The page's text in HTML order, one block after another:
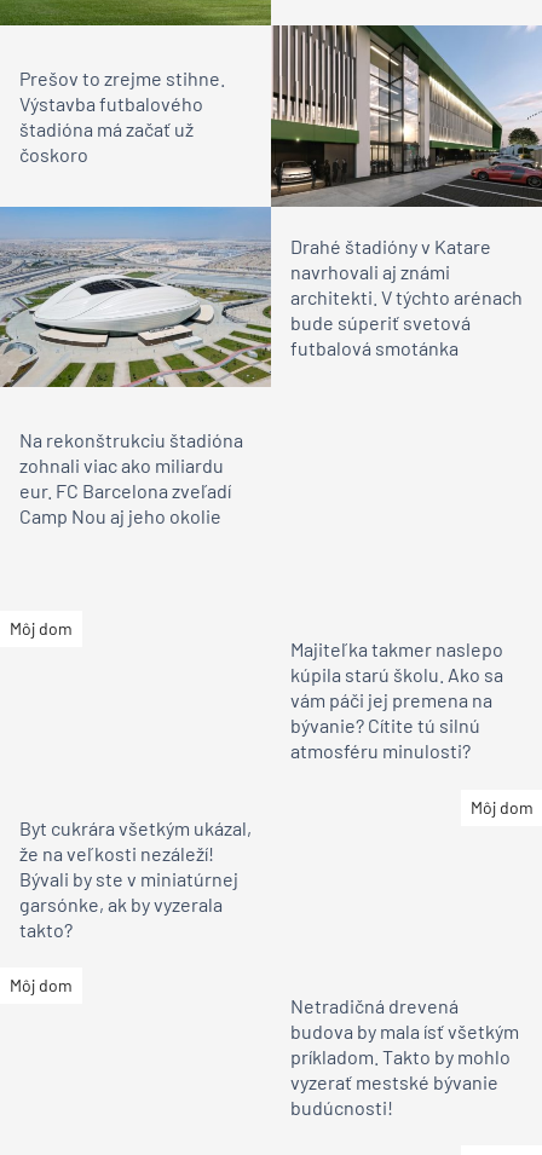
Prešov to zrejme stihne.
Výstavba futbalového
štadióna má začať už
čoskoro
Drahé štadióny v Katare
navrhovali aj známi
architekti. V týchto arénach
bude súperiť svetová
futbalová smotánka
Na rekonštrukciu štadióna
zohnali viac ako miliardu
eur. FC Barcelona zveľadí
Camp Nou aj jeho okolie
Môj dom
Majiteľka takmer naslepo
kúpila starú školu. Ako sa
vám páči jej premena na
bývanie? Cítite tú silnú
atmosféru minulosti?
Byt cukrára všetkým ukázal,
že na veľkosti nezáleží!
Bývali by ste v miniatúrnej
garsónke, ak by vyzerala
Netradičná drevená
budova by mala ísť všetkým
príkladom. Takto by mohlo
vyzerať mestské bývanie